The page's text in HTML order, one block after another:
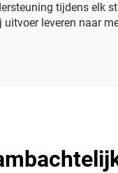
tijdens elk
leveren naar